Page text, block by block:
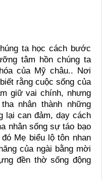
ta học cách bước
tâm hồn chúng ta
của Mỹ châu.. Nơi
rằng cuộc sống của
giữ vai chính, nhưng
nhân thành những
lại can đảm, dạy cách
nhân sống sự táo bạo
Mẹ biểu lộ tôn nhan
của ngài bằng mời
đền thờ sống động